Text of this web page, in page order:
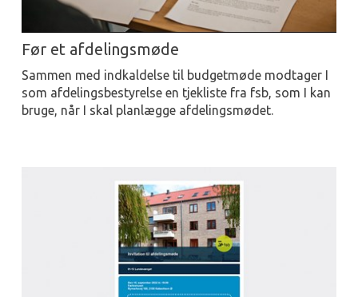
Før et afdelingsmøde
Sammen med indkaldelse til budgetmøde modtager I
som afdelingsbestyrelse en tjekliste fra fsb, som I kan
bruge, når I skal planlægge afdelingsmødet.